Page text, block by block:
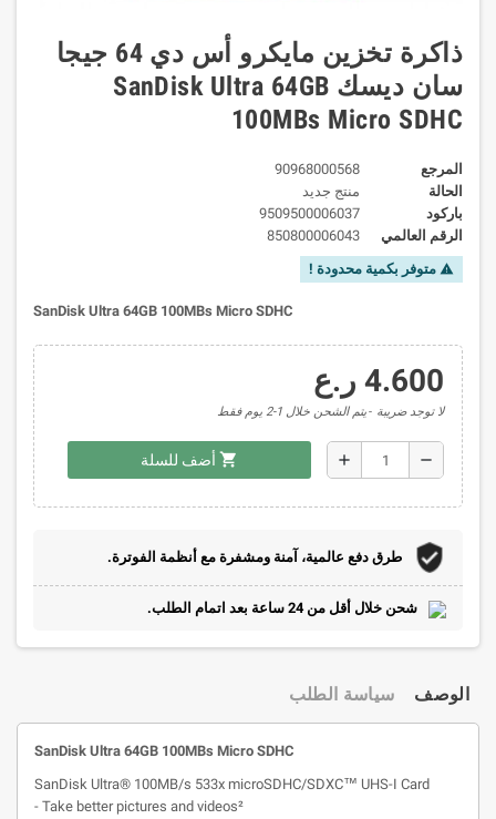
ذاكرة تخزين مايكرو أس دي 64 جيجا
سان ديسك SanDisk Ultra 64GB
100MBs Micro SDHC
المرجع
90968000568
الحالة
منتج جديد
باركود
9509500006037
الرقم العالمي
850800006043
warning متوفر بكمية محدودة !
SanDisk Ultra 64GB 100MBs Micro SDHC
4.600 ر.ع
لا توجد ضريبة يتم الشحن خلال 1-2 يوم فقط
remove
add
shopping_cart أضف للسلة
طرق دفع عالمية، آمنة ومشفرة مع أنظمة الفوترة.
شحن خلال أقل من 24 ساعة بعد اتمام الطلب.
الوصف سياسة الطلب
SanDisk Ultra 64GB 100MBs Micro SDHC
SanDisk Ultra® 100MB/s 533x microSDHC/SDXC™ UHS-I Card
- Take better pictures and videos²